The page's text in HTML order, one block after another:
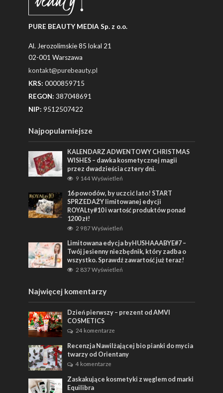
PURE BEAUTY MEDIA Sp. z o.o.
Al. Jerozolimskie 85 lokal 21
02-001 Warszawa
kontakt@purebeauty.pl
KRS: 0000859715
REGON: 387048691
NIP: 9512507422
Najpopularniejsze
KALENDARZ ADWENTOWY CHRISTMAS
WISHES – dawka kosmetycznej magii
przez dwadzieścia cztery dni.
9 144 Wyświetleń
16 powodów, by uczcić lato! START
SPRZEDAŻY limitowanej edycji
ROYALty#10 i wartość produktów ponad
1200 zł!
2 987 Wyświetleń
Limitowana edycja byHUSHAAABYE#7 –
Twój jesienny niezbędnik, który zadba o
wszystko. Sprawdź zawartość już teraz!
2 837 Wyświetleń
Najwięcej komentarzy
Dzień pierwszy – prezent od AMVI
COSMETICS
24 komentarze
Recenzja Nawilżającej bio pianki do mycia
twarzy od Orientany
4 komentarze
Zaskakujące kosmetyki z węglem od marki
Equilibra